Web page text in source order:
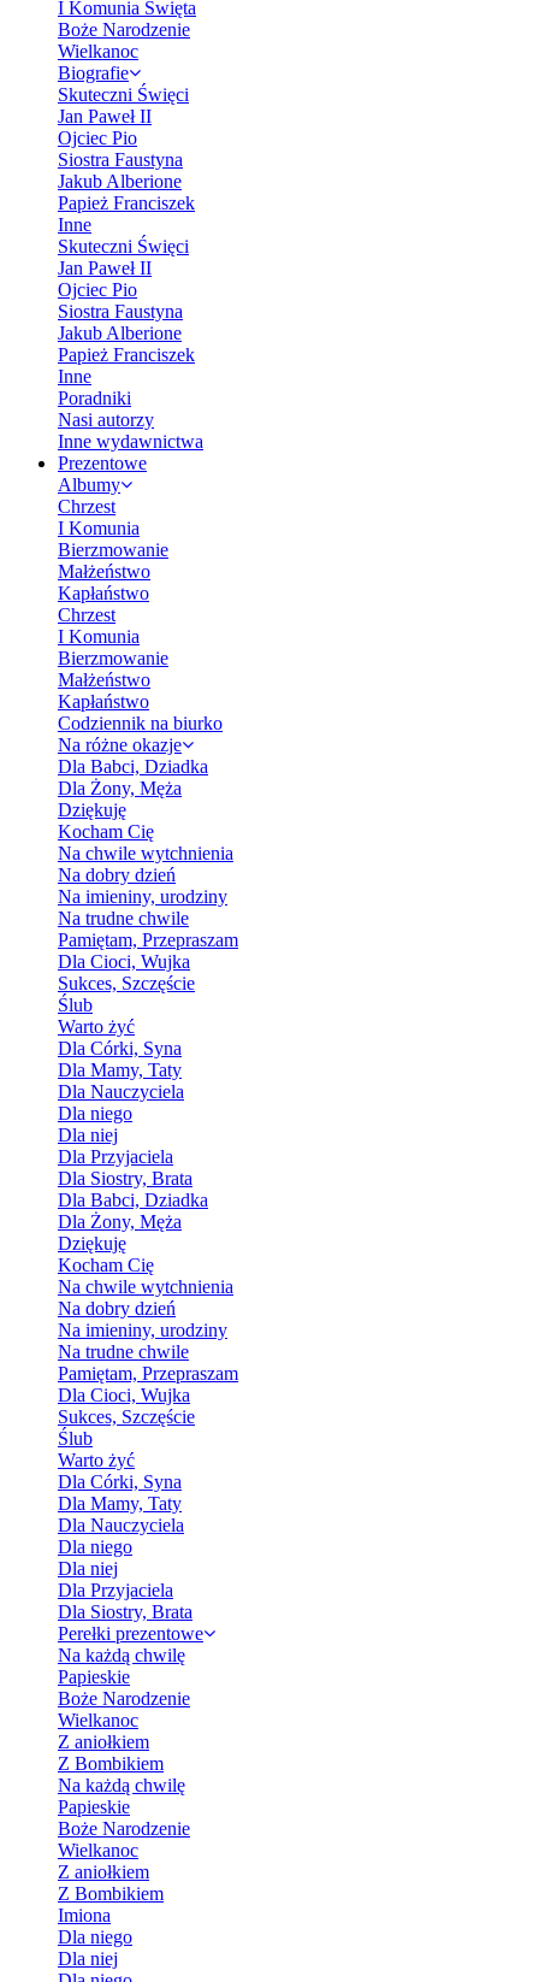
I Komunia Święta
Boże Narodzenie
Wielkanoc
Biografie
Skuteczni Święci
Jan Paweł II
Ojciec Pio
Siostra Faustyna
Jakub Alberione
Papież Franciszek
Inne
Skuteczni Święci
Jan Paweł II
Ojciec Pio
Siostra Faustyna
Jakub Alberione
Papież Franciszek
Inne
Poradniki
Nasi autorzy
Inne wydawnictwa
Prezentowe
Albumy
Chrzest
I Komunia
Bierzmowanie
Małżeństwo
Kapłaństwo
Chrzest
I Komunia
Bierzmowanie
Małżeństwo
Kapłaństwo
Codziennik na biurko
Na różne okazje
Dla Babci, Dziadka
Dla Żony, Męża
Dziękuję
Kocham Cię
Na chwile wytchnienia
Na dobry dzień
Na imieniny, urodziny
Na trudne chwile
Pamiętam, Przepraszam
Dla Cioci, Wujka
Sukces, Szczęście
Ślub
Warto żyć
Dla Córki, Syna
Dla Mamy, Taty
Dla Nauczyciela
Dla niego
Dla niej
Dla Przyjaciela
Dla Siostry, Brata
Dla Babci, Dziadka
Dla Żony, Męża
Dziękuję
Kocham Cię
Na chwile wytchnienia
Na dobry dzień
Na imieniny, urodziny
Na trudne chwile
Pamiętam, Przepraszam
Dla Cioci, Wujka
Sukces, Szczęście
Ślub
Warto żyć
Dla Córki, Syna
Dla Mamy, Taty
Dla Nauczyciela
Dla niego
Dla niej
Dla Przyjaciela
Dla Siostry, Brata
Perełki prezentowe
Na każdą chwilę
Papieskie
Boże Narodzenie
Wielkanoc
Z aniołkiem
Z Bombikiem
Na każdą chwilę
Papieskie
Boże Narodzenie
Wielkanoc
Z aniołkiem
Z Bombikiem
Imiona
Dla niego
Dla niej